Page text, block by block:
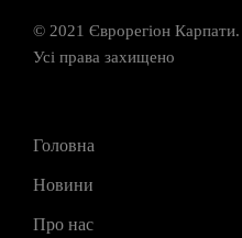
© 2021 Єврорегіон Карпати.
Усі права захищено
Головна
Новини
Про нас